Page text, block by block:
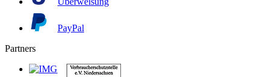
PayPal
Partners